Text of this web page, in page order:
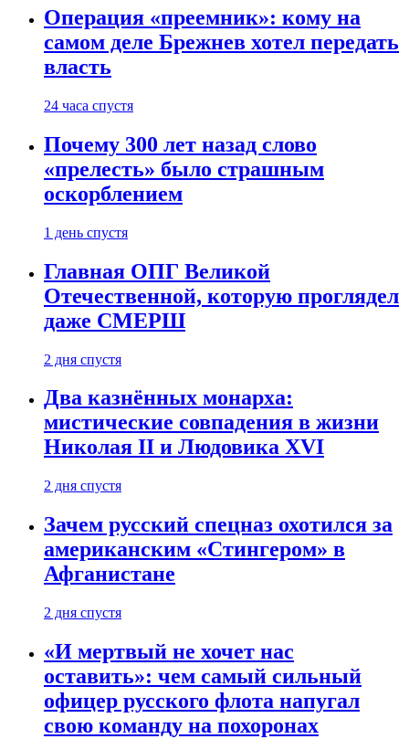
Операция «преемник»: кому на
самом деле Брежнев хотел передать
власть
24 часа спустя
Почему 300 лет назад слово
«прелесть» было страшным
оскорблением
1 день спустя
Главная ОПГ Великой
Отечественной, которую проглядел
даже СМЕРШ
2 дня спустя
Два казнённых монарха:
мистические совпадения в жизни
Николая II и Людовика XVI
2 дня спустя
Зачем русский спецназ охотился за
американским «Стингером» в
Афганистане
2 дня спустя
«И мертвый не хочет нас
оставить»: чем самый сильный
офицер русского флота напугал
свою команду на похоронах